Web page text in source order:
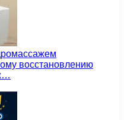
восстановлению